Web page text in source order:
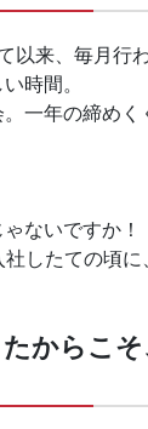
以来、毎月行
時間。
一年の締めく
ないですか
したての頃
からこ